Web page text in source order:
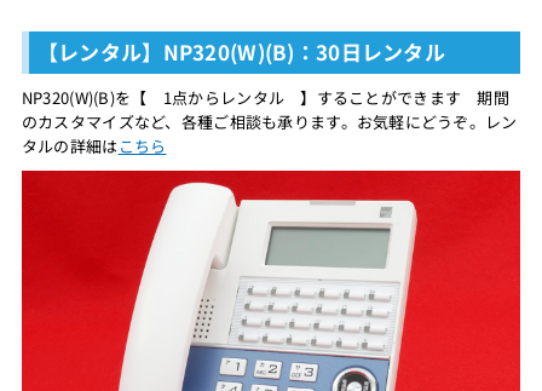
【レンタル】NP320(W)(B)：30日レンタル
NP320(W)(B)を【 1点からレンタル 】することができます 期間
のカスタマイズなど、各種ご相談も承ります。お気軽にどうぞ。レン
タルの詳細はこちら